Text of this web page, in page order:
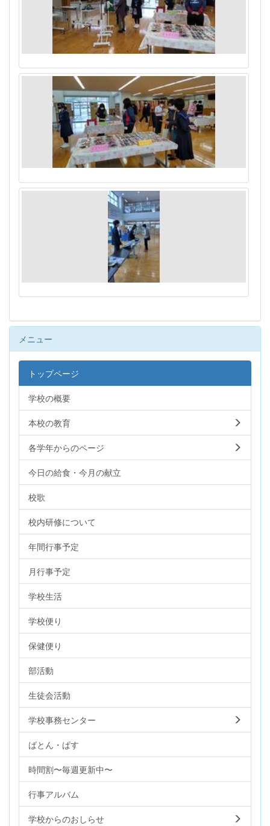
メニュー
トップページ
学校の概要
本校の教育
各学年からのページ
今日の給食・今月の献立
校歌
校内研修について
年間行事予定
月行事予定
学校生活
学校便り
保健便り
部活動
生徒会活動
学校事務センター
ばとん・ぱす
時間割〜毎週更新中〜
行事アルバム
学校からのおしらせ